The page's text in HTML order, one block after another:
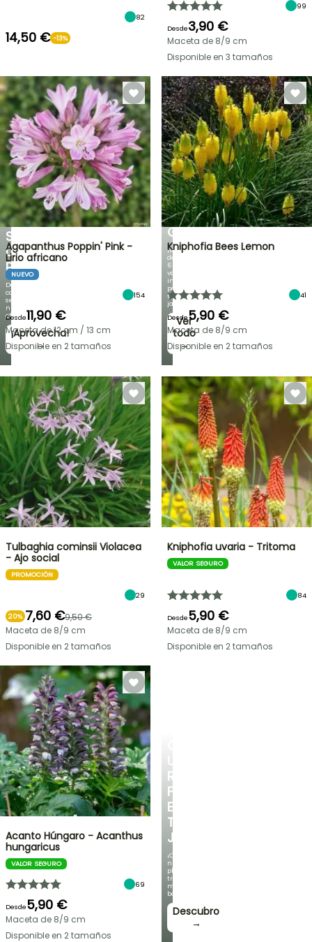
UN
RINCÓN
FRESCO
EN
TU
JARDÍN
¡Con
nuestras
plantas
trepadoras
más
bonitas!
Descubro
→
OFERTA
RELÁMPAGO
¡HASTA
UN
30
%
DE
DESCUENTO
EN
UNA
SELECCIÓN
DE
PLANTAS!
Descubre
cada
semana
nuevas
ofertas
¡Aprovecha!
→
BULBOS
DE
PRIMAVERA
NOVEDADES
IRIS
GERMANICA
¡Más
de
60
variedades
inéditas
para
tu
jardín!
Ver
todo
→
82
14,50 € -13%
99
Desde3,90 €
Maceta de 8/9 cm
Disponible en 3 tamaños
Agapanthus Poppin' Pink -
Lirio africano
NUEVO
154
Desde11,90 €
Maceta de 12 cm / 13 cm
Disponible en 2 tamaños
Kniphofia Bees Lemon
41
Desde5,90 €
Maceta de 8/9 cm
Disponible en 2 tamaños
Tulbaghia cominsii Violacea
- Ajo social
PROMOCIÓN
29
20% 7,60 €9,50 €
Maceta de 8/9 cm
Disponible en 2 tamaños
Kniphofia uvaria - Tritoma
VALOR SEGURO
84
Desde5,90 €
Maceta de 8/9 cm
Disponible en 2 tamaños
Acanto Húngaro - Acanthus
hungaricus
VALOR SEGURO
69
Desde5,90 €
Maceta de 8/9 cm
Disponible en 2 tamaños